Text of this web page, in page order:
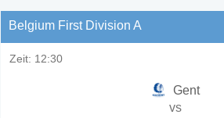
Belgium First Division A
Zeit: 12:30
Gent
vs